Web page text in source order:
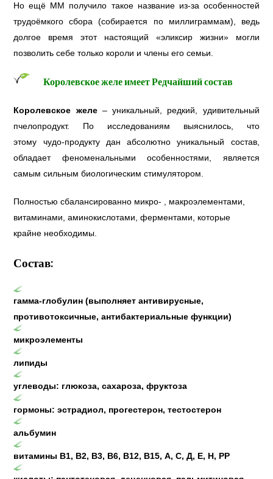
Но ещё ММ получило такое название из-за особенностей
трудоёмкого сбора (собирается по миллиграммам), ведь
долгое время этот настоящий «эликсир жизни» могли
позволить себе только короли и члены его семьи.
Королевское желе имеет Редчайший состав
Королевское желе– уникальный, редкий, удивительный
пчелопродукт. По исследованиям выяснилось, что
этому чудо-продукту дан абсолютно уникальный состав,
обладает феноменальными особенностями, является
самым сильным биологическим стимулятором.
Полностью сбалансированно микро- , макроэлементами,
витаминами, аминокислотами, ферментами, которые
крайне необходимы.
Состав:
гамма-глобулин (выполняет антивирусные,
противотоксичные, антибактериальные функции)
микроэлементы
липиды
углеводы: глюкоза, сахароза, фруктоза
гормоны: эстрадиол, прогестерон, тестостерон
альбумин
витамины В1, В2, В3, В6, В12, В15, А, С, Д, Е, Н, РР